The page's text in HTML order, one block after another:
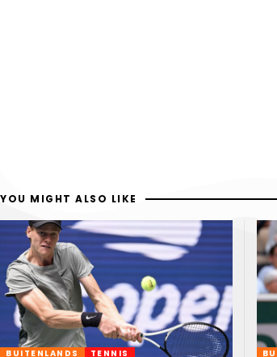
YOU MIGHT ALSO LIKE
BUITENLANDS TENNIS